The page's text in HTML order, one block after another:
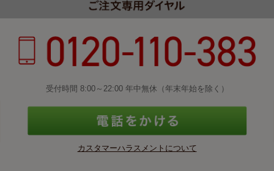
受付時間 8:00～22:00 年中無休（年末年始を除く）
カスタマーハラスメントについて